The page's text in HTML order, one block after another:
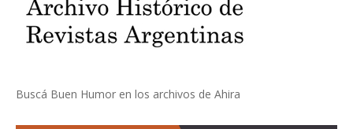
Buscá Buen Humor en los archivos de Ahira